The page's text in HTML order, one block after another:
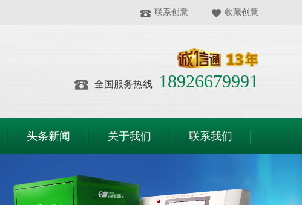
联系创意 收藏创意
全国服务热线 18926679991
头条新闻 关于我们 联系我们